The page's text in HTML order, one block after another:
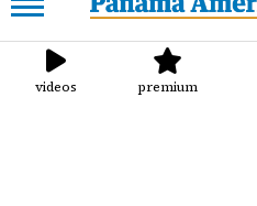
videos premium